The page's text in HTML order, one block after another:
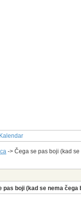
Kalendar
-> Čega se pas boji (kad
pas boji (kad se nema čega